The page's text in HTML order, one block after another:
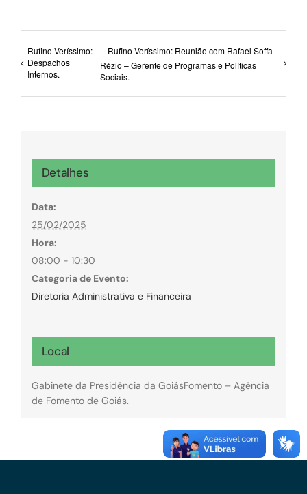
Rufino Veríssimo:
Despachos
Internos.
Rufino Veríssimo: Reunião com Rafael Soffa
Rézio – Gerente de Programas e Políticas
Sociais.
Detalhes
Data:
25/02/2025
Hora:
08:00 - 10:30
Categoria de Evento:
Diretoria Administrativa e Financeira
Local
Gabinete da Presidência da GoiásFomento – Agência
de Fomento de Goiás.